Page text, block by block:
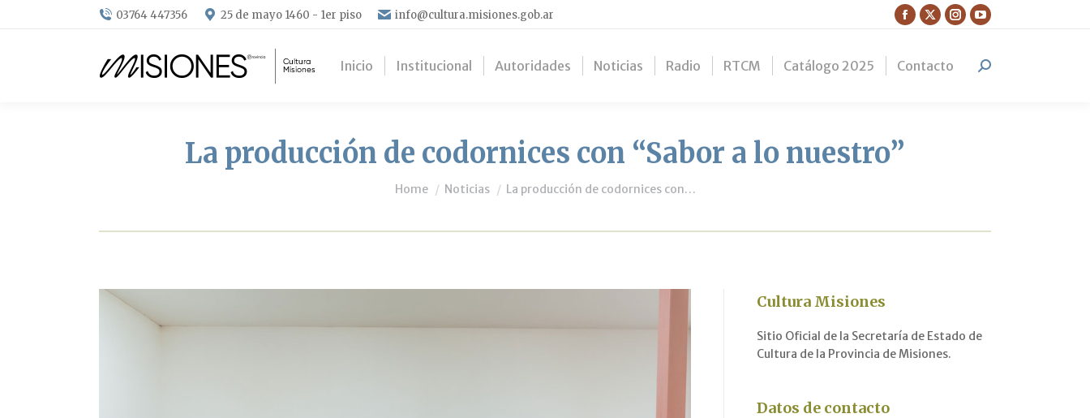
03764 447356 25 de mayo 1460 - 1er piso info@cultura.misiones.gob.ar
Facebook
opens
X
opens
Instagram
opens
YouTube
opens
Inicio Institucional Autoridades Noticias Radio RTCM Catálogo 2025 Contacto Search:
La producción de codornices con “Sabor a lo nuestro”
You are here:
Home Noticias La producción de codornices con…
Cultura Misiones
Sitio Oficial de la Secretaría de Estado de
Cultura de la Provincia de Misiones.
Datos de contacto